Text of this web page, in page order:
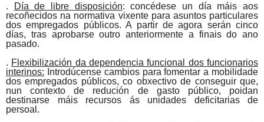
.
Día de libre disposición: concédese un día máis aos
recoñecidos na normativa vixente para asuntos particulares
dos empregados públicos. A partir de agora serán cinco
días, tras aprobarse outro anteriormente a finais do ano
pasado.
. Flexibilización da dependencia funcional dos funcionarios
interinos: Introdúcense cambios para fomentar a mobilidade
dos empregados públicos, co obxectivo de conseguir que,
nun contexto de redución de gasto público, poidan
destinarse máis recursos ás unidades deficitarias de
persoal.